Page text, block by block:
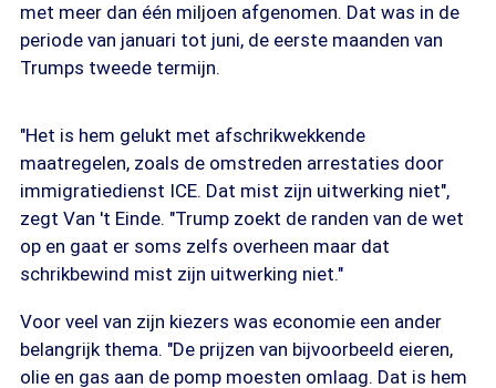
met meer dan één miljoen afgenomen. Dat was in de
periode van januari tot juni, de eerste maanden van
Trumps tweede termijn.
"Het is hem gelukt met afschrikwekkende
maatregelen, zoals de omstreden arrestaties door
immigratiedienst ICE. Dat mist zijn uitwerking niet",
zegt Van 't Einde. "Trump zoekt de randen van de wet
op en gaat er soms zelfs overheen maar dat
schrikbewind mist zijn uitwerking niet."
Voor veel van zijn kiezers was economie een ander
belangrijk thema. "De prijzen van bijvoorbeeld eieren,
olie en gas aan de pomp moesten omlaag. Dat is hem